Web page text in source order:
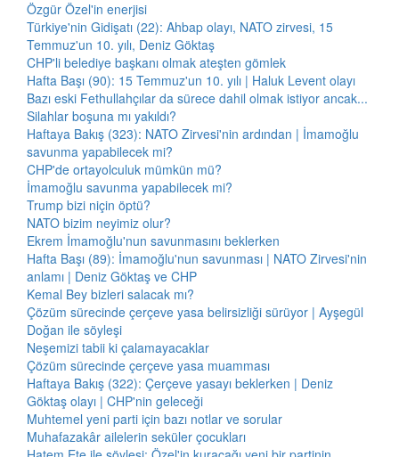
Özgür Özel'in enerjisi
Türkiye'nin Gidişatı (22): Ahbap olayı, NATO zirvesi, 15
Temmuz'un 10. yılı, Deniz Göktaş
CHP'li belediye başkanı olmak ateşten gömlek
Hafta Başı (90): 15 Temmuz'un 10. yılı | Haluk Levent olayı
Bazı eski Fethullahçılar da sürece dahil olmak istiyor ancak...
Silahlar boşuna mı yakıldı?
Haftaya Bakış (323): NATO Zirvesi'nin ardından | İmamoğlu
savunma yapabilecek mi?
CHP'de ortayolculuk mümkün mü?
İmamoğlu savunma yapabilecek mi?
Trump bizi niçin öptü?
NATO bizim neyimiz olur?
Ekrem İmamoğlu'nun savunmasını beklerken
Hafta Başı (89): İmamoğlu'nun savunması | NATO Zirvesi'nin
anlamı | Deniz Göktaş ve CHP
Kemal Bey bizleri salacak mı?
Çözüm sürecinde çerçeve yasa belirsizliği sürüyor | Ayşegül
Doğan ile söyleşi
Neşemizi tabii ki çalamayacaklar
Çözüm sürecinde çerçeve yasa muamması
Haftaya Bakış (322): Çerçeve yasayı beklerken | Deniz
Göktaş olayı | CHP'nin geleceği
Muhtemel yeni parti için bazı notlar ve sorular
Muhafazakâr ailelerin seküler çocukları